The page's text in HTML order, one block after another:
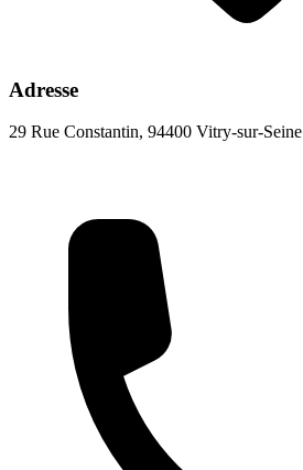
Adresse
29 Rue Constantin, 94400 Vitry-sur-Seine